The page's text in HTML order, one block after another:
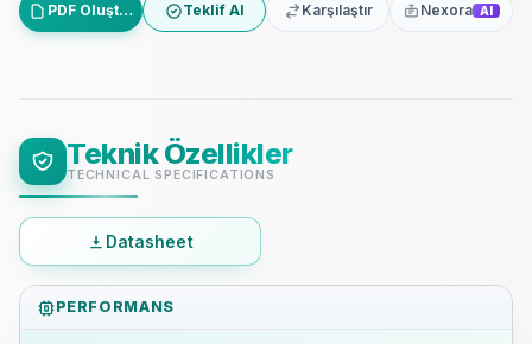
PDF Oluştur Teklif Al Karşılaştır Nexora AI
Teknik Özellikler
TECHNICAL SPECIFICATIONS
Datasheet
PERFORMANS